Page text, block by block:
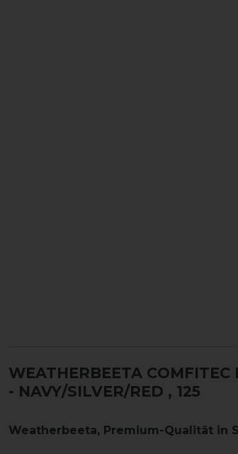
WEATHERBEETA
- NAVY/SILVER/RED , 125
Weatherbeeta, Premium-Qualität in